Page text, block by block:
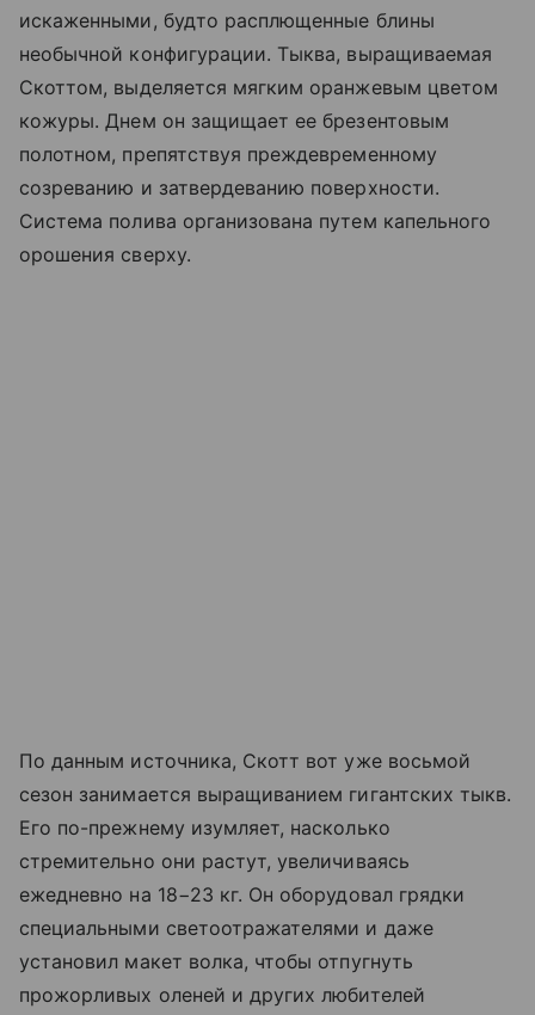
искаженными, будто расплющенные блины
необычной конфигурации. Тыква, выращиваемая
Скоттом, выделяется мягким оранжевым цветом
кожуры. Днем он защищает ее брезентовым
полотном, препятствуя преждевременному
созреванию и затвердеванию поверхности.
Система полива организована путем капельного
орошения сверху.
По данным источника, Скотт вот уже восьмой
сезон занимается выращиванием гигантских тыкв.
Его по-прежнему изумляет, насколько
стремительно они растут, увеличиваясь
ежедневно на 18−23 кг. Он оборудовал грядки
специальными светоотражателями и даже
установил макет волка, чтобы отпугнуть
прожорливых оленей и других любителей